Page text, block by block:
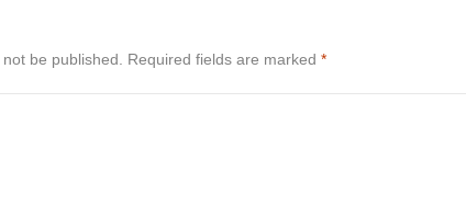
be published. Required fields are marked *